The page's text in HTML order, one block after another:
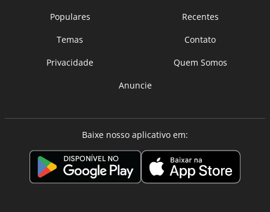
Populares
Recentes
Temas
Contato
Privacidade
Quem Somos
Anuncie
Baixe nosso aplicativo em: